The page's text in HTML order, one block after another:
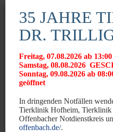
und Sauerstoff in Narkose
große Vorteile. Es ist in der Tiefe
Die Anästhesie wird per
das EKG für die Herzkontrolle,
Sauerstoffsättigung und die
35 JAHRE
DR.
Freitag, 07.08.2026 ab
Samstag, 08.08.2026
Sonntag, 09.08.2026 ab
geöffnet
In dringenden Notfällen
Tierklinik Hofheim, Tierklinik
Offenbacher Notdienstkreis
offenbach.de/.